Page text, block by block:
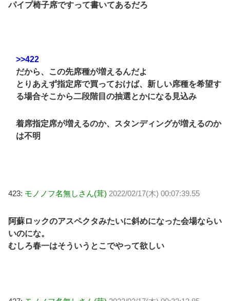
パイプ椅子席ですって書いてあるだろ
>>422
だから、この先席種が増えるんだよ
とりあえず指定席で買っておけば、新しい席種を希望す
る場合そこから二段階目の抽選とかになる見込み
着席指定席が増えるのか、スタンディングが増えるのか
は不明
423: モノノフ名無しさん(茸) 2022/02/17(木) 00:07:39.55
阿蘇ロックのアスペクタみたいに斜めになった会場ならい
いのにな。
むしろ春一はそういうとこでやって欲しい